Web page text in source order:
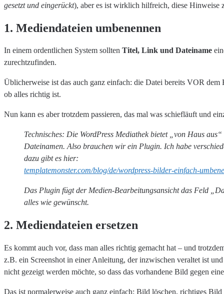
gesetzt und eingerückt), aber es ist wirklich hilfreich, diese
1. Mediendateien umbenennen
In einem ordentlichen System sollten Titel, Link und Dateiname
zurechtzufinden.
Üblicherweise ist das auch ganz einfach: die Datei bereits VOR
ob alles richtig ist.
Nun kann es aber trotzdem passieren, das mal was schiefläuft und
Technisches: Die WordPress Mediathek bietet „von Haus
Dateinamen. Also brauchen wir ein Plugin. Ich habe
dazu gibt es hier:
templatemonster.com/blog/de/wordpress-bilder-einfach-
Das Plugin fügt der Medien-Bearbeitungsansicht das Feld
alles wie gewünscht.
2. Mediendateien ersetzen
Es kommt auch vor, dass man alles richtig gemacht hat – und
z.B. ein Screenshot in einer Anleitung, der inzwischen veraltet ist
nicht gezeigt werden möchte, so dass das vorhandene Bild gegen
Das ist normalerweise auch ganz einfach: Bild löschen, richtiges Bild